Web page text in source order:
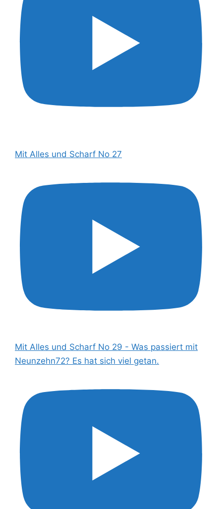
Mit Alles und Scharf No 27
Mit Alles und Scharf No 29 - Was passiert mit
Neunzehn72? Es hat sich viel getan.